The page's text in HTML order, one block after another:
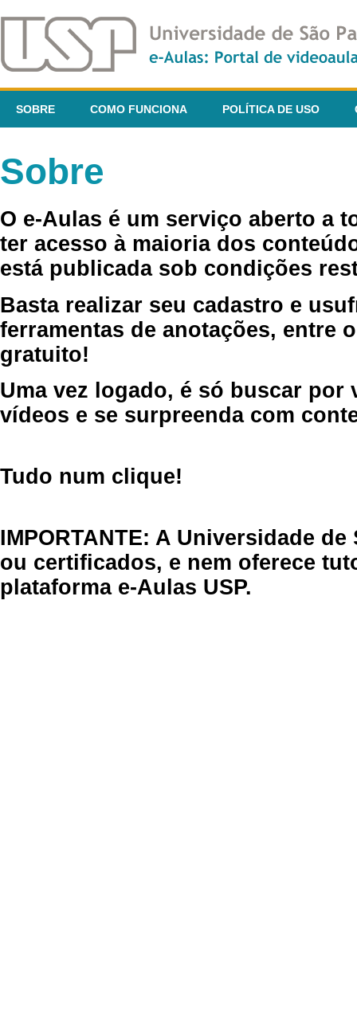
SOBRE COMO FUNCIONA POLÍTICA DE USO
Sobre
O e-Aulas é um serviço aberto a
ter acesso à maioria dos
está publicada sob condições
Basta realizar seu cadastro e
ferramentas de anotações, entre
gratuito!
Uma vez logado, é só buscar por
vídeos e se surpreenda com
Tudo num clique!
IMPORTANTE: A Universidade
ou certificados, e nem oferece
plataforma e-Aulas USP.